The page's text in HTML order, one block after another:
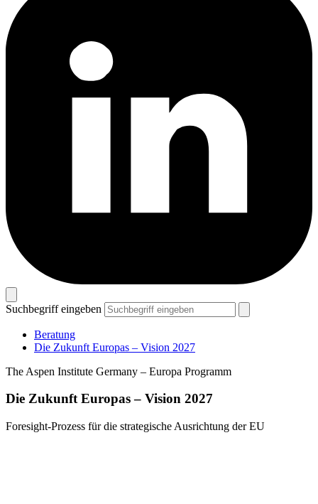
Suchbegriff eingeben
Beratung
Die Zukunft Europas – Vision 2027
The Aspen Institute Germany – Europa Programm
Die Zukunft Europas – Vision 2027
Foresight-Prozess für die strategische Ausrichtung der EU